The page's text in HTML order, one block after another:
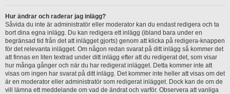
Hur ändrar och raderar jag inlägg?
Såvida du inte är administratör eller moderator kan du endast redigera och ta
bort dina egna inlägg. Du kan redigera ett inlägg (ibland bara under en
begränsad tid från det att inlägget gjorts) genom att klicka på redigera-knappen
för det relevanta inlägget. Om någon redan svarat på ditt inlägg så kommer det
att finnas en liten textrad under ditt inlägg efter att du redigerat det, som visar
hur många gånger och när du har redigerat inlägget. Detta kommer inte att
visas om ingen har svarat på ditt inlägg. Det kommer inte heller att visas om det
är en moderator eller administratör som redigerat inlägget. Dock kan de om de
vill lämna ett meddelande om vad de ändrat och varför. Observera att vanliga